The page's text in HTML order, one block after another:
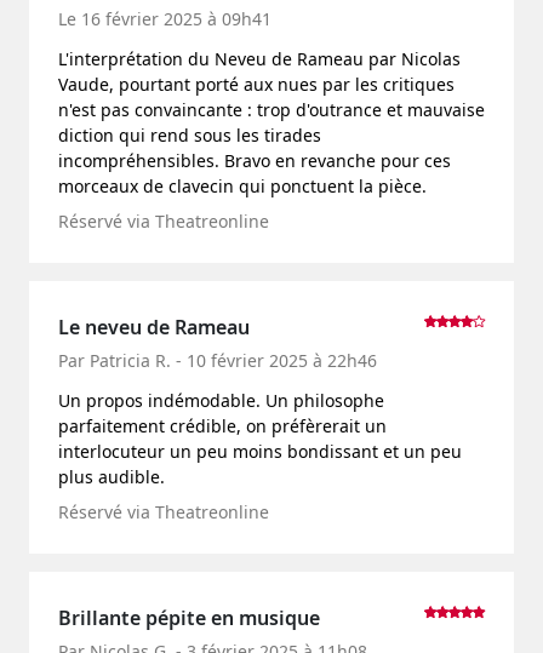
Le 16 février 2025 à 09h41
L'interprétation du Neveu de Rameau par Nicolas
Vaude, pourtant porté aux nues par les critiques
n'est pas convaincante : trop d'outrance et mauvaise
diction qui rend sous les tirades
incompréhensibles. Bravo en revanche pour ces
morceaux de clavecin qui ponctuent la pièce.
Réservé via Theatreonline
Le neveu de Rameau
Par Patricia R. - 10 février 2025 à 22h46
Un propos indémodable. Un philosophe
parfaitement crédible, on préfèrerait un
interlocuteur un peu moins bondissant et un peu
plus audible.
Réservé via Theatreonline
Brillante pépite en musique